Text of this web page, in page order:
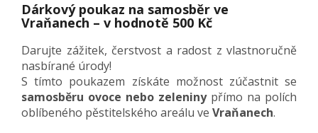
Dárkový poukaz na samosběr ve
Vraňanech – v hodnotě 500 Kč
Darujte zážitek, čerstvost a radost z vlastnoručně
nasbírané úrody!
S tímto poukazem získáte možnost zúčastnit se
samosběru ovoce nebo zeleninypřímo na polích
oblíbeného pěstitelského areálu ve Vraňanech.